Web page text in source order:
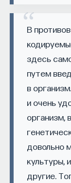
В
здесь
путем
в
и очень
организм,
довольно
культуры,
другие.
ЕСТЕСТВЕННЫЕ
ХИМИЯ МЕЖДУ